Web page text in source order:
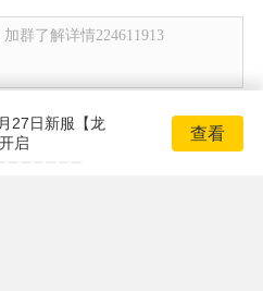
群了解详情224611913
发布
27日新服【龙
启
查看